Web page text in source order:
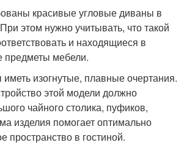
красивые угловые диваны в
этом нужно учитывать, что такой
и находящиеся в
предметы мебели.
изогнутые, плавные очертания.
этой модели должно
чайного столика, пуфиков,
изделия помогает оптимально
пространство в гостиной.